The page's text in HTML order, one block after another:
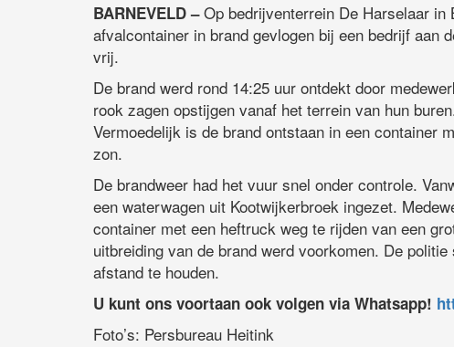
BARNEVELD –Op bedrijventerrein De Harselaar in
afvalcontainer in brand gevlogen bij een bedrijf aan
vrij.
De brand werd rond 14:25 uur ontdekt door
rook zagen opstijgen vanaf het terrein van hun
Vermoedelijk is de brand ontstaan in een container
zon.
De brandweer had het vuur snel onder controle.
een waterwagen uit Kootwijkerbroek ingezet.
container met een heftruck weg te rijden van een
uitbreiding van de brand werd voorkomen. De
afstand te houden.
U kunt ons voortaan ook volgen via Whatsapp!
Foto’s: Persbureau Heitink